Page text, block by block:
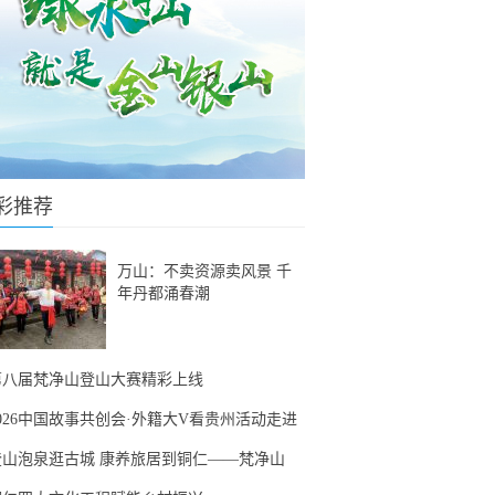
推荐
万山：不卖资源卖风景 千
年丹都涌春潮
届梵净山登山大赛精彩上线
中国故事共创会·外籍大V看贵州活动走进
山泡泉逛古城 康养旅居到铜仁——梵净山